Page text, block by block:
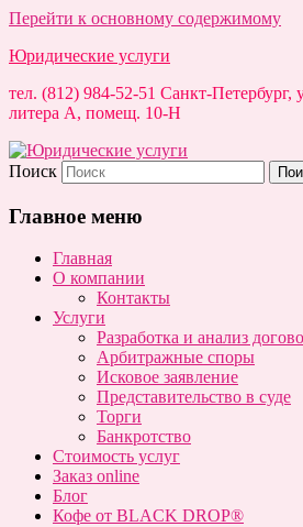
Перейти к основному содержимому
Юридические услуги
тел. (812) 984-52-51 Санкт-Петербург,
литера А, помещ. 10-Н
Поиск
Главное меню
Главная
О компании
Контакты
Услуги
Разработка и анализ
Арбитражные споры
Исковое заявление
Представительство в суде
Торги
Банкротство
Стоимость услуг
Заказ online
Блог
Кофе от BLACK DROP®